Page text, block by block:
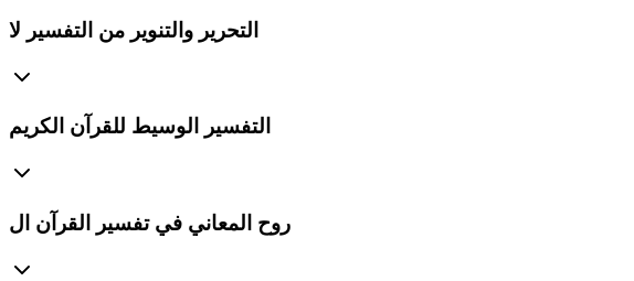
التحرير والتنوير من التفسير لا
التفسير الوسيط للقرآن الكريم
روح المعاني في تفسير القرآن ال